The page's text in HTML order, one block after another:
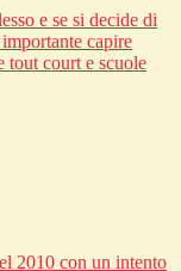
e se si decide di
capire
tout court e scuole
2010 con un intento